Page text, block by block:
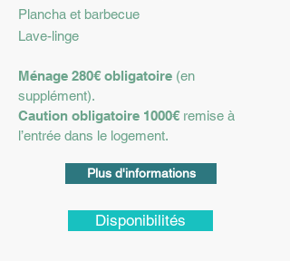
Plancha et barbecue
Lave-linge
Ménage 280€ obligatoire (en
supplément).
Caution obligatoire 1000€ remise à
l’entrée dans le logement.
Plus d'informations
Disponibilités